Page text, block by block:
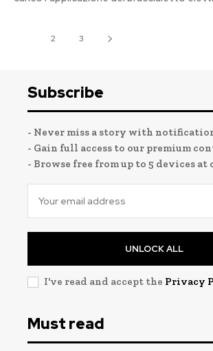
2 3
Subscribe
- Never miss a story with
- Gain full access to our premium
- Browse free from up to 5 devices at
UNLOCK ALL
I've read and accept the Privacy
Must read